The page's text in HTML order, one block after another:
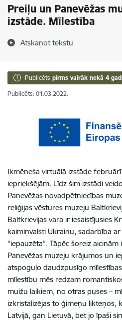
Preiļu un Panevēžas
izstāde. Mīlestība
Atskaņot tekstu
Publicēts pirms vairāk nekā 4
Publicēts: 01.03.2022.
Ikmēneša virtuālā izstāde
iepriekšējām. Līdz šim izstādi
Panevēžas novadpētniecības
reliģijas vēstures muzeju
Baltkrievijas vara ir iesaistījusies
kaimiņvalsti Ukrainu, sadarbība
“iepauzēta”. Tāpēc šoreiz
Panevēžas muzeju krājumos un
atspoguļo daudzpusīgo
mīlestību mēs redzam
muižu laikiem, no otras puses –
izkristalizējas to ģimeņu likteņos,
Latvijā, gan Lietuvā, bet jo īpaši